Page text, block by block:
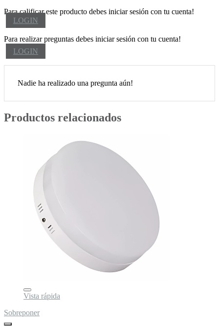
Para calificar este producto debes iniciar sesión con tu cuenta!
LOGIN
Para realizar preguntas debes iniciar sesión con tu cuenta!
LOGIN
Nadie ha realizado una pregunta aún!
Productos relacionados
Vista rápida
Sobreponer